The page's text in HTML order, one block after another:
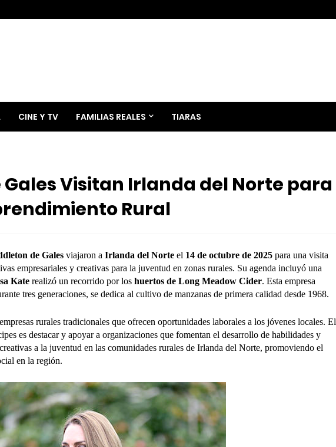
CINE Y TV FAMILIAS REALES TIARAS
Gales Visitan Irlanda del Norte para
Rural
de Gales viajaron a Irlanda del Norte el 14 de octubre de 2025 para una visita
empresariales y creativas para la juventud en zonas rurales. Su agenda incluyó una
Kate realizó un recorrido por los huertos de Long Meadow Cider. Esta empresa
tres generaciones, se dedica al cultivo de manzanas de primera calidad desde 1968.
rurales tradicionales que ofrecen oportunidades laborales a los jóvenes locales. El
es destacar y apoyar a organizaciones que fomentan el desarrollo de habilidades y
a la juventud en las comunidades rurales de Irlanda del Norte, promoviendo el
en la región.